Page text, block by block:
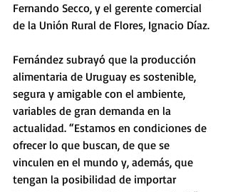
Fernando Secco, y el gerente comercial
de la Unión Rural de Flores, Ignacio Díaz.
Fernández subrayó que la producción
alimentaria de Uruguay es sostenible,
segura y amigable con el ambiente,
variables de gran demanda en la
actualidad. “Estamos en condiciones de
ofrecer lo que buscan, de que se
vinculen en el mundo y, además, que
tengan la posibilidad de importar